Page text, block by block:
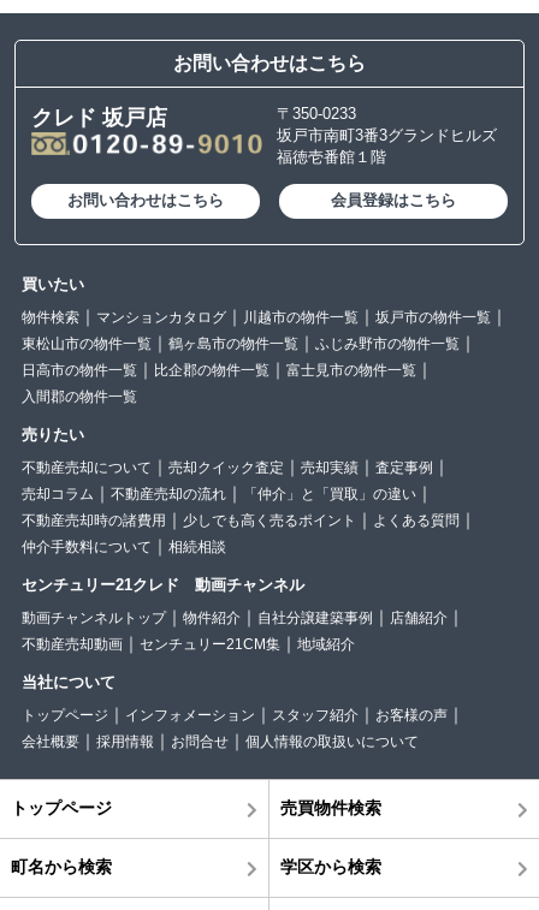
お問い合わせはこちら
クレド 坂戸店
〒350-0233
坂戸市南町3番3グランドヒルズ
福徳壱番館１階
お問い合わせはこちら 会員登録はこちら
買いたい
物件検索 マンションカタログ 川越市の物件一覧
坂戸市の物件一覧
東松山市の物件一覧
鶴ヶ島市の物件一覧
ふじみ野市の物件一覧
日高市の物件一覧
比企郡の物件一覧
富士見市の物件一覧
入間郡の物件一覧
売りたい
不動産売却について 売却クイック査定 売却実績
査定事例
売却コラム
不動産売却の流れ
「仲介」と「買取」の違い
不動産売却時の諸費用
少しでも高く売るポイント
よくある質問
仲介手数料について
相続相談
センチュリー21クレド 動画チャンネル
動画チャンネルトップ 物件紹介 自社分譲建築事例
店舗紹介
不動産売却動画
センチュリー21CM集 地域紹介
当社について
トップページ インフォメーション スタッフ紹介
お客様の声
会社概要
採用情報 お問合せ 個人情報の取扱いについて
トップページ 売買物件検索
町名から検索 学区から検索